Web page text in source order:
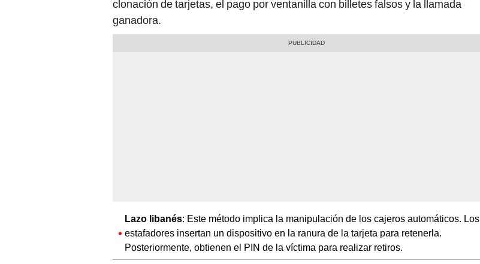
clonación de tarjetas, el pago por ventanilla con billetes falsos y la llamada
ganadora.
Lazo libanés: Este método implica la manipulación de los cajeros automáticos. Los
estafadores insertan un dispositivo en la ranura de la tarjeta para retenerla.
Posteriormente, obtienen el PIN de la víctima para realizar retiros.